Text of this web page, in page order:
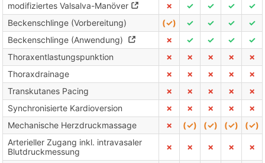
modifiziertes Valsalva-Manöver ✗ ✓ ✓ ✓
✓
Beckenschlinge (Vorbereitung)
(✓) ✓ ✓ ✓
✓
Beckenschlinge (Anwendung)
✗ ✓ ✓ ✓
✓
Thoraxentlastungspunktion
✗ ✗ ✗ ✗
✗
Thoraxdrainage
✗ ✗ ✗ ✗
✗
Transkutanes Pacing
✗ ✗ ✗ ✗
✗
Synchronisierte Kardioversion
✗ ✗ ✗ ✗
✗
Mechanische Herzdruckmassage
✗ (✓) (✓) (✓)
(✓)
Arterieller Zugang inkl. intravasaler
Blutdruckmessung
✗ ✗ ✗ ✗ ✗